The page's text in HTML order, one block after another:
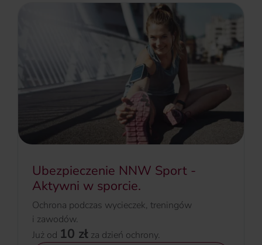
Ubezpieczenie NNW Sport -
Aktywni w sporcie.
Ochrona podczas wycieczek, treningów
i zawodów.
Już od 10 zł za dzień ochrony.